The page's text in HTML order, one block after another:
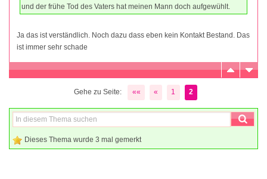
und der frühe Tod des Vaters hat meinen Mann doch aufgewühlt.
Ja das ist verständlich. Noch dazu dass eben kein Kontakt Bestand. Das
ist immer sehr schade
Gehe zu Seite: «« « 1 2
Dieses Thema wurde 3 mal gemerkt